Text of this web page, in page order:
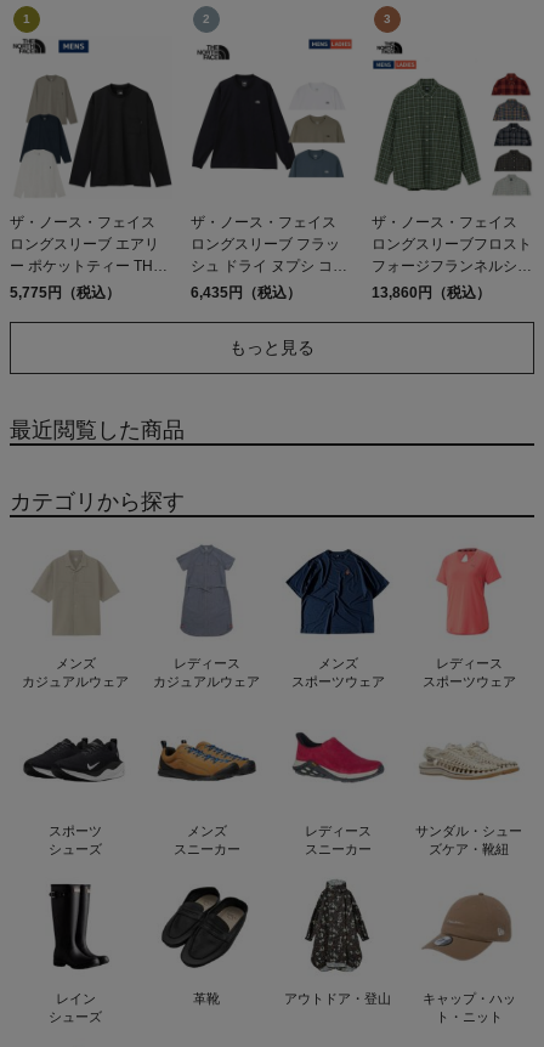
ザ・ノース・フェイス
ロングスリーブ エアリ
ー ポケットティー THE
NORTH FACE LS AIRY
5,775円（税込）
ザ・ノース・フェイス
ロングスリーブ フラッ
シュ ドライ ヌプシ コッ
トンティー THE NORTH
6,435円（税込）
ザ・ノース・フェイス
ロングスリーブフロスト
フォージフランネルシャ
ツ THE NORTH FACE ア
13,860円（税込）
もっと見る
最近閲覧した商品
カテゴリから探す
メンズ
カジュアルウェア
レディース
カジュアルウェア
メンズ
スポーツウェア
レディース
スポーツウェア
スポーツ
シューズ
メンズ
スニーカー
レディース
スニーカー
サンダル・シュー
ズケア・靴紐
レイン
シューズ
革靴 アウトドア・登山
キャップ・ハッ
ト・ニット